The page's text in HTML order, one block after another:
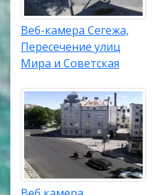
Веб-камера Сегежа,
Пересечение улиц
Мира и Советская